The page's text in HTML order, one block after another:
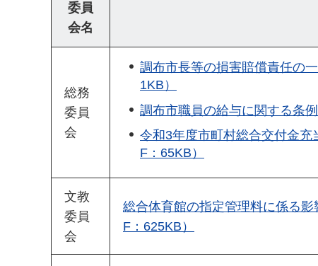
委員
会名
総務
委員
会
調布市長等の損害賠償責任の
1KB）
調布市職員の給与に関する条
令和3年度市町村総合交付金
F：65KB）
文教
委員
会
総合体育館の指定管理料に係る
F：625KB）